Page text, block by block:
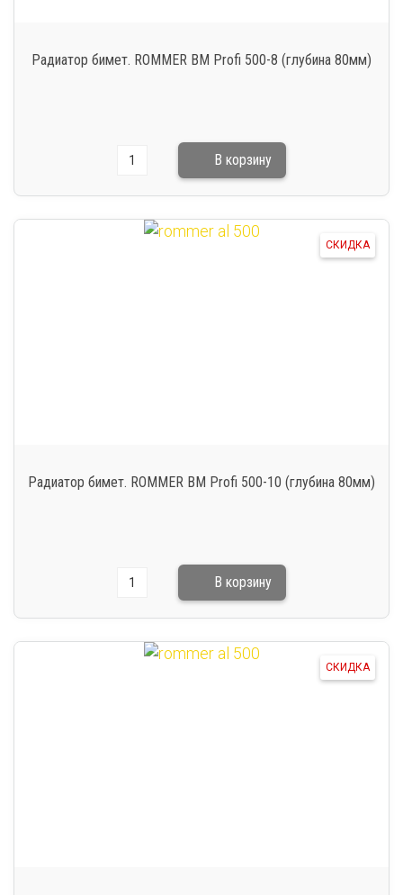
Радиатор бимет. ROMMER BM Profi 500-8 (глубина 80мм)
СКИДКА
Радиатор бимет. ROMMER BM Profi 500-10 (глубина 80мм)
СКИДКА